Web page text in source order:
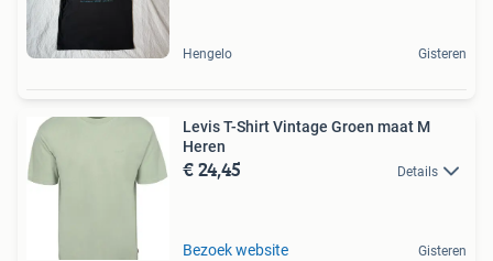
Hengelo Gisteren
Levis T-Shirt Vintage Groen maat M
Heren
€ 24,45 Details
Bezoek website Gisteren